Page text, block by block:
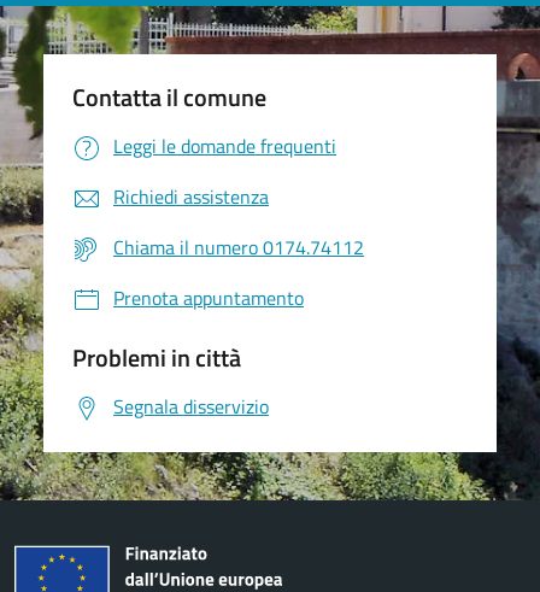
Contatta il comune
Leggi le domande frequenti
Richiedi assistenza
Chiama il numero 0174.74112
Prenota appuntamento
Problemi in città
Segnala disservizio